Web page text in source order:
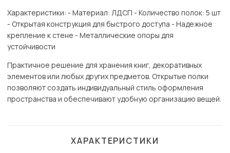
Характеристики: - Материал: ЛДСП - Количество полок: 5 шт
- Открытая конструкция для быстрого доступа - Надежное
крепление к стене - Металлические опоры для
устойчивости
Практичное решение для хранения книг, декоративных
элементов или любых других предметов. Открытые полки
позволяют создать индивидуальный стиль оформления
пространства и обеспечивают удобную организацию вещей.
ХАРАКТЕРИСТИКИ